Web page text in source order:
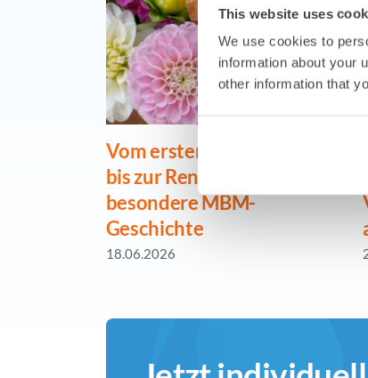
This website uses
We use cookies to
information about your
other information that
Vom ersten Arbeitstag
bis zur Rente: Eine
besondere MBM-
Geschichte
18.06.2026